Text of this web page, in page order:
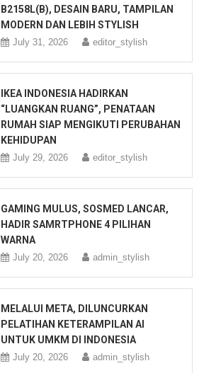
B2158L(B), DESAIN BARU, TAMPILAN
MODERN DAN LEBIH STYLISH
July 31, 2026 editor_stylish
IKEA INDONESIA HADIRKAN
“LUANGKAN RUANG”, PENATAAN
RUMAH SIAP MENGIKUTI PERUBAHAN
KEHIDUPAN
July 29, 2026 editor_stylish
GAMING MULUS, SOSMED LANCAR,
HADIR SAMRTPHONE 4 PILIHAN
WARNA
July 20, 2026 admin_stylish
MELALUI META, DILUNCURKAN
PELATIHAN KETERAMPILAN AI
UNTUK UMKM DI INDONESIA
July 20, 2026 admin_stylish